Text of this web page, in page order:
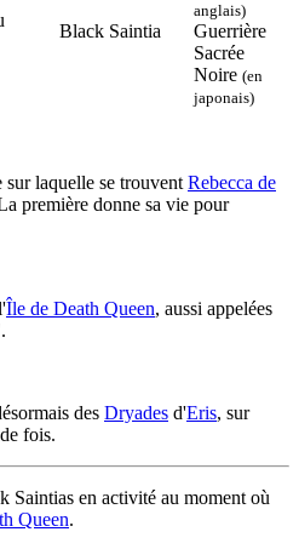
Black Saintia
anglais)
Guerrière
Sacrée
Noire (en
japonais)
laquelle se trouvent Rebecca de
première donne sa vie pour
Île de Death Queen, aussi appelées
des Dryades d'Eris, sur
fois.
Saintias en activité au moment où
Queen.